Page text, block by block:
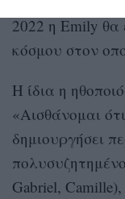
2022 η Emily θα
κόσμου στον
H ίδια η
«Αισθάνομαι
δημιουργήσει
Gabriel,